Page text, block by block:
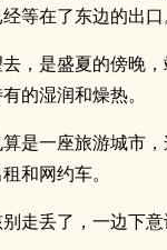
等在了东边的出口
，是盛夏的傍晚
的湿润和燥热。
是一座旅游城市
和网约车。
走丢了，一边下意